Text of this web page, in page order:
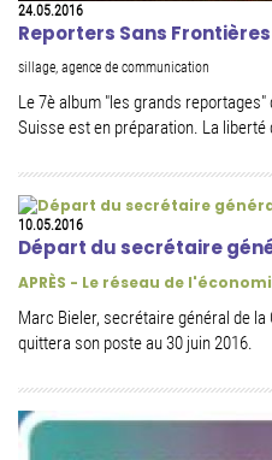
24.05.2016
Reporters Sans
sillage, agence de communication
Le 7è album "les grands
Suisse est en préparation. La
10.05.2016
Départ du secrétaire
APRÈS - Le réseau de
Marc Bieler, secrétaire général de la
quittera son poste au 30 juin 2016.